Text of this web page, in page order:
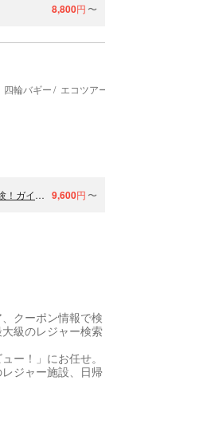
8,800円 〜
四輪バギー エコツアー･自然体験
バギーツアー！ショート60分（2人乗り可）【長崎・雲仙・バギー】フォレストクリーン＆バギー体験！ガイド付/車の免許（要）SNS映えポイント多数アリ！ 9,600円 〜
クーポン情報で検
級のレジャー検索
ー！」にお任せ。
ジャー施設、日帰